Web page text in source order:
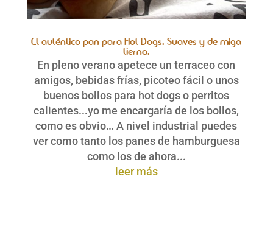
El auténtico pan para Hot Dogs. Suaves y de miga
tierna.
En pleno verano apetece un terraceo con
amigos, bebidas frías, picoteo fácil o unos
buenos bollos para hot dogs o perritos
calientes...yo me encargaría de los bollos,
como es obvio… A nivel industrial puedes
ver como tanto los panes de hamburguesa
como los de ahora...
leer más